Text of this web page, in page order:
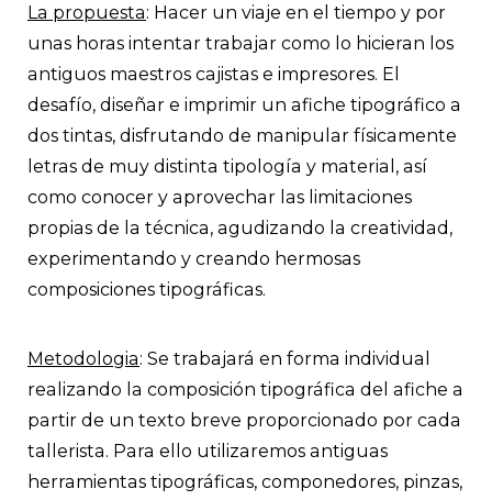
La propuesta: Hacer un viaje en el tiempo y por
unas horas intentar trabajar como lo hicieran los
antiguos maestros cajistas e impresores. El
desafío, diseñar e imprimir un afiche tipográfico a
dos tintas, disfrutando de manipular físicamente
letras de muy distinta tipología y material, así
como conocer y aprovechar las limitaciones
propias de la técnica, agudizando la creatividad,
experimentando y creando hermosas
composiciones tipográficas.
Metodologia: Se trabajará en forma individual
realizando la composición tipográfica del afiche a
partir de un texto breve proporcionado por cada
tallerista. Para ello utilizaremos antiguas
herramientas tipográficas, componedores, pinzas,